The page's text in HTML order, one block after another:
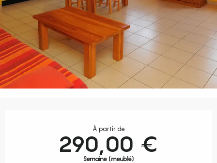
À partir de
290,00 €
Semaine (meublé)